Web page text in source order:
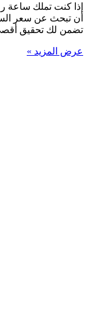
إذا كنت تملك ساعة
أن تبحث عن سعر
تضمن لك تحقيق
عرض المزيد »